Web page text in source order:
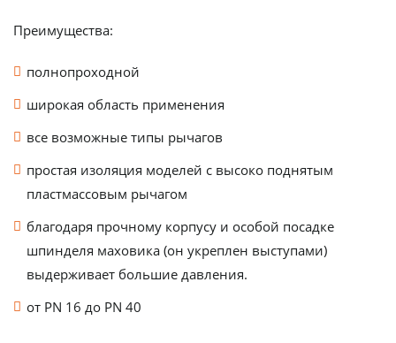
Преимущества:
полнопроходной
широкая область применения
все возможные типы рычагов
простая изоляция моделей с высоко поднятым
пластмассовым рычагом
благодаря прочному корпусу и особой посадке
шпинделя маховика (он укреплен выступами)
выдерживает большие давления.
от PN 16 до PN 40